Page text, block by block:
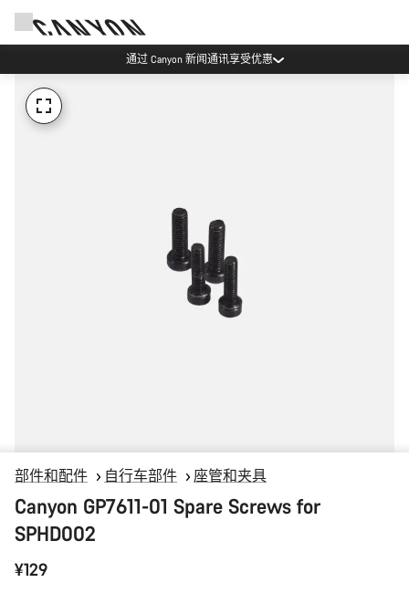
通过 Canyon 新闻通讯享受优惠
部件和配件 自行车部件 座管和夹具
Canyon GP7611-01 Spare Screws for
SPHD002
¥129